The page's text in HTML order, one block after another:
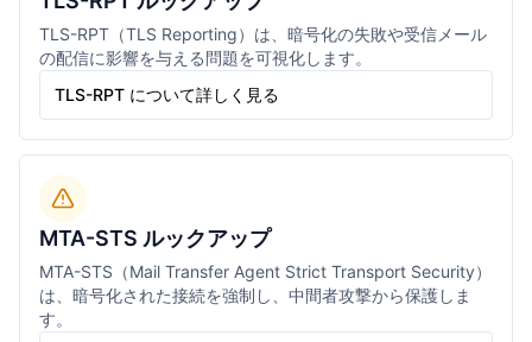
TLS-RPT（TLS Reporting）は、暗号化の失敗や受信メール
の配信に影響を与える問題を可視化します。
TLS-RPT について詳しく見る
MTA-STS ルックアップ
MTA-STS（Mail Transfer Agent Strict Transport Security）
は、暗号化された接続を強制し、中間者攻撃から保護しま
す。